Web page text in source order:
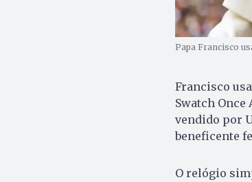
Papa Francisco
Francisco
Swatch
vendido por
beneficente
O relógio